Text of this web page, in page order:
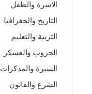
الاسرة والطفل
التاريخ والجغرافيا
التربية والتعليم
الحروب والعسكر
السيرة والمذكرات
الشرع والقانون